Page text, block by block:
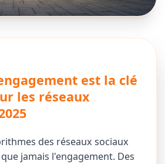
est la clé
les réseaux
des réseaux sociaux
jamais l'engagement. Des